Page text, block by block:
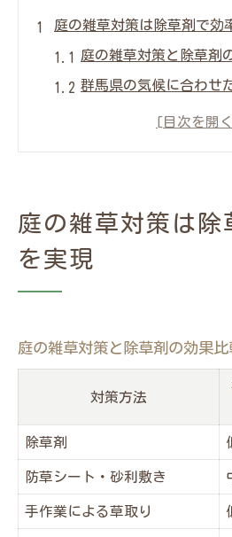
庭の雑草対策は除草剤で効
庭の雑草対策と除草剤
群馬県の気候に合わせ
雑草が生えやすい庭な
頑固な雑草に悩むなら除草
頑固な雑草対策におす
術
除草剤の選び方で庭の
る理由
ドクダミやスギナに強
効？
除草剤の種類別で比較する
庭の雑草対策に使える
庭の雑草対策は除
を実現
庭の雑草対策と除草剤の効果比
対策方法
除草剤
防草シート・砂利敷き
手作業による草取り